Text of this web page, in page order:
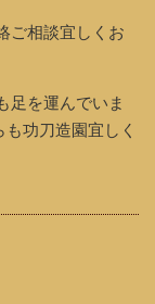
ご相談宜しくお
足を運んでいま
功刀造園宜しく